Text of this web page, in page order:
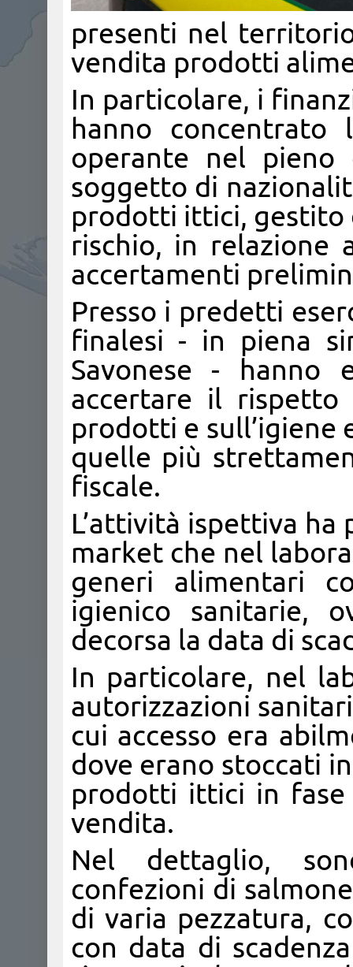
presenti nel
vendita prodotti
In particolare, i
hanno concentrato
operante nel
soggetto di
prodotti ittici, gestito
rischio, in relazione
accertamenti
Presso i predetti
finalesi - in piena
Savonese - hanno
accertare il rispetto
prodotti e sull’igiene
quelle più
fiscale.
L’attività ispettiva ha
market che nel
generi alimentari
igienico sanitarie,
decorsa la data di
In particolare, nel
autorizzazioni
cui accesso era
dove erano stoccati
prodotti ittici in fase
vendita.
Nel dettaglio,
confezioni di
di varia pezzatura,
con data di